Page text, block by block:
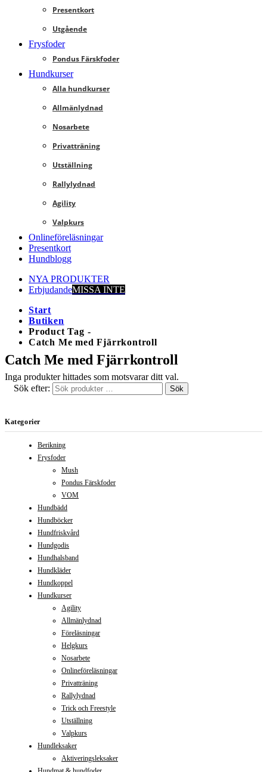
Presentkort
Utgående
Frysfoder
Pondus Färskfoder
Hundkurser
Alla hundkurser
Allmänlydnad
Nosarbete
Privatträning
Utställning
Rallylydnad
Agility
Valpkurs
Onlineföreläsningar
Presentkort
Hundblogg
NYA PRODUKTER
ErbjudandeMISSA INTE
Start
Butiken
Product Tag -
Catch Me med Fjärrkontroll
Catch Me med Fjärrkontroll
Inga produkter hittades som motsvarar ditt val.
Sök efter:
Sök
Kategorier
Berikning
Frysfoder
Mush
Pondus Färskfoder
VOM
Hundbädd
Hundböcker
Hundfriskvård
Hundgodis
Hundhalsband
Hundkläder
Hundkoppel
Hundkurser
Agility
Allmänlydnad
Föreläsningar
Helgkurs
Nosarbete
Onlineföreläsningar
Privatträning
Rallylydnad
Trick och Freestyle
Utställning
Valpkurs
Hundleksaker
Aktiveringsleksaker